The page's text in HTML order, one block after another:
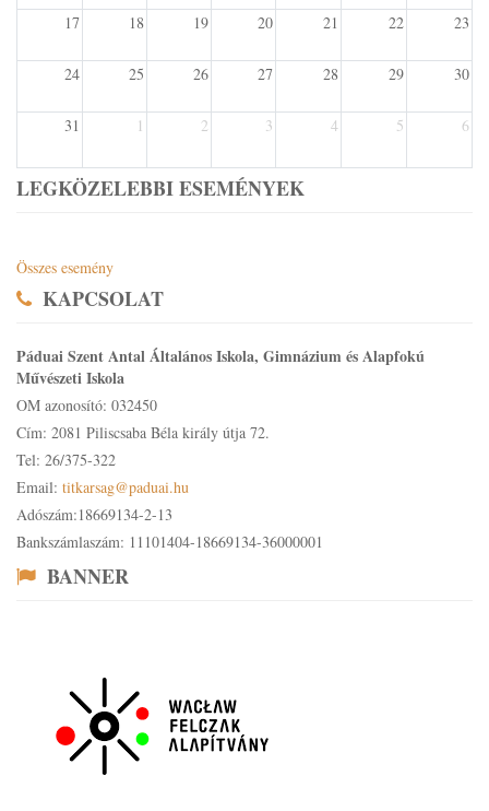
17 18 19 20 21 22 23
24 25 26 27 28 29 30
31 1 2 3 4 5 6
LEGKÖZELEBBI ESEMÉNYEK
Összes esemény
KAPCSOLAT
Páduai Szent Antal Általános Iskola, Gimnázium és Alapfokú
Művészeti Iskola
OM azonosító: 032450
Cím: 2081 Piliscsaba Béla király útja 72.
Tel: 26/375-322
Email: titkarsag@paduai.hu
Adószám:18669134-2-13
Bankszámlaszám: 11101404-18669134-36000001
BANNER